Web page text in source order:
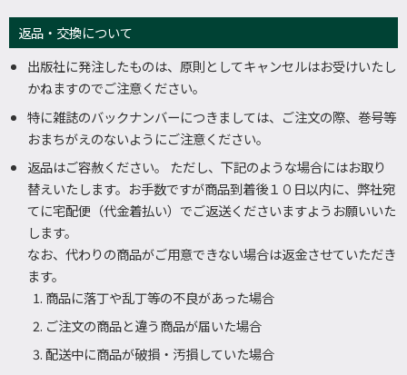
返品・交換について
出版社に発注したものは、原則としてキャンセルはお受けいたし
かねますのでご注意ください。
特に雑誌のバックナンバーにつきましては、ご注文の際、巻号等
おまちがえのないようにご注意ください。
返品はご容赦ください。 ただし、下記のような場合にはお取り
替えいたします。お手数ですが商品到着後１０日以内に、弊社宛
てに宅配便（代金着払い）でご返送くださいますようお願いいた
します。
なお、代わりの商品がご用意できない場合は返金させていただき
ます。
商品に落丁や乱丁等の不良があった場合
ご注文の商品と違う商品が届いた場合
配送中に商品が破損・汚損していた場合